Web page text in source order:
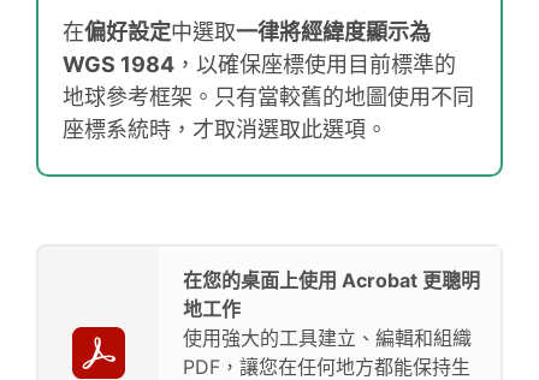
在偏好設定中選取一律將經緯度顯示為
WGS 1984 ，以確保座標使用目前標準的
地球參考框架。只有當較舊的地圖使用不同
座標系統時，才取消選取此選項。
在您的桌面上使用 Acrobat 更聰明
地工作
使用強大的工具建立、編輯和組織
PDF，讓您在任何地方都能保持生